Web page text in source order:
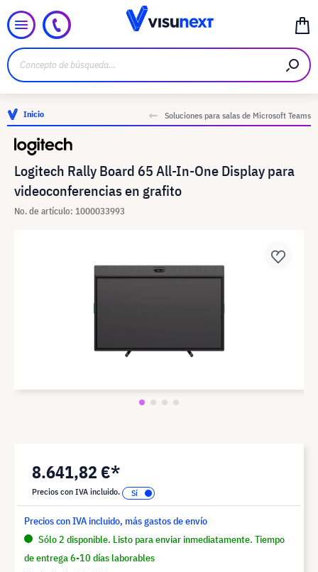
Inicio Soluciones para salas de Microsoft Teams
Logitech Rally Board 65 All-In-One Display para
videoconferencias en grafito
No. de artículo: 1000033993
8.641,82 €*
Precios con IVA incluido.
Precios con IVA incluido, más gastos de envío
Sólo 2 disponible. Listo para enviar inmediatamente. Tiempo
de entrega 6-10 días laborables